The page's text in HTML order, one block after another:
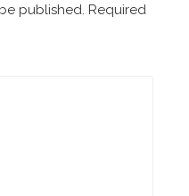
published. Required